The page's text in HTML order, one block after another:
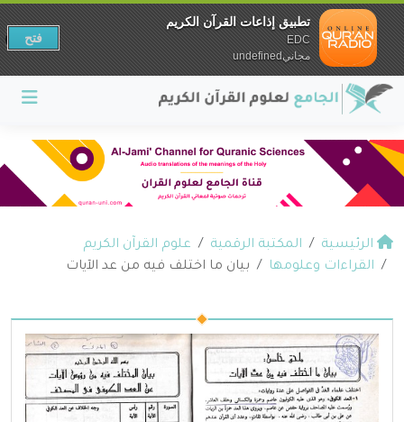
الرئيسية المكتبة الرقمية
علوم القرآن الكريم
القراءات وعلومها
بيان ما اختلف فيه من عد الآيات
تطبيق إذاعات القرآن الكريم
EDC
مجانيundefined
فتح